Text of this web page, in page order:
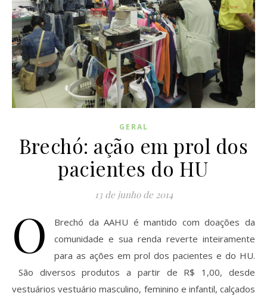
GERAL
Brechó: ação em prol dos
pacientes do HU
13 de junho de 2014
O
Brechó da AAHU é mantido com doações da
comunidade e sua renda reverte inteiramente
para as ações em prol dos pacientes e do HU.
São diversos produtos a partir de R$ 1,00, desde
vestuários vestuário masculino, feminino e infantil, calçados